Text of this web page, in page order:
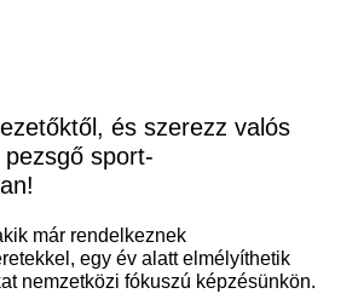
és szerezz valós
sport-
már rendelkeznek
egy év alatt elmélyíthetik
nemzetközi fókuszú képzésünkön.